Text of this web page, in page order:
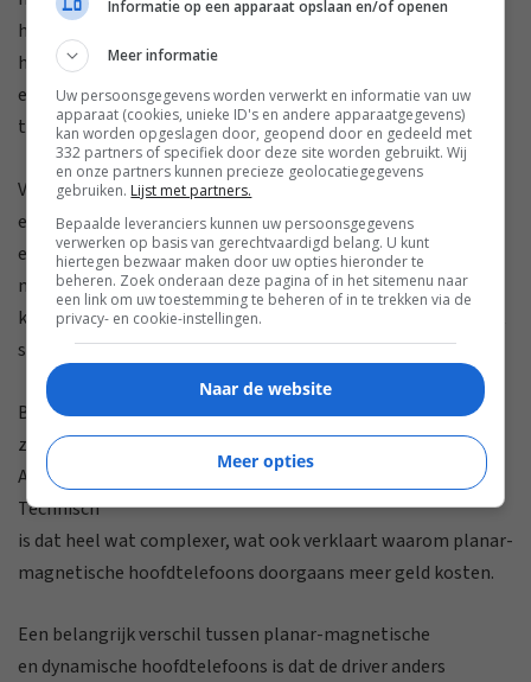
hoofdtelefoon moet heel wat breder gaan en zelf full-range
het volledige bereik brengen, eventueel ondersteunt door
een bassreflex voor de allerlaagste frequenties. Dat is
technisch uitdagend.
Veel minder populair zijn planar-magnetische
en elektrostatische drivers. Die laatste zijn bijna
exclusief het domein van een merk als Stax. Planar-
magnetische drivers (soms ook orthodynamisch genoemd)
komen echter (opnieuw) weer op het voorgrond, dankzij het
straffe werk van Audeze, HiFiman en Oppo.
Bij deze laatste type driver is er geen centrale spoel, maar
zijn er in heel het membraam dunne draadjes verwerkt.
Achter het membraam zijn er een hoop magneten.
Technisch
is dat heel wat complexer, wat ook verklaart waarom planar-
magnetische hoofdtelefoons doorgaans meer geld kosten.
Een belangrijk verschil tussen planar-magnetische
en dynamische hoofdtelefoons is dat de driver anders
Informatie op een apparaat opslaan en/of openen
Meer informatie
Uw persoonsgegevens worden verwerkt en informatie van uw
apparaat (cookies, unieke ID's en andere apparaatgegevens)
kan worden opgeslagen door, geopend door en gedeeld met
332 partners of specifiek door deze site worden gebruikt. Wij
en onze partners kunnen precieze geolocatiegegevens
gebruiken. Lijst met partners.
Bepaalde leveranciers kunnen uw persoonsgegevens
verwerken op basis van gerechtvaardigd belang. U kunt
hiertegen bezwaar maken door uw opties hieronder te
beheren. Zoek onderaan deze pagina of in het sitemenu naar
een link om uw toestemming te beheren of in te trekken via de
privacy- en cookie-instellingen.
Naar de website
Meer opties